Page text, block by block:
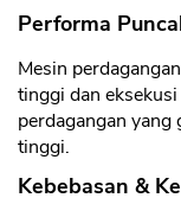
Performa
Mesin
tinggi dan
perdagangan yang
tinggi.
Kebebasan &